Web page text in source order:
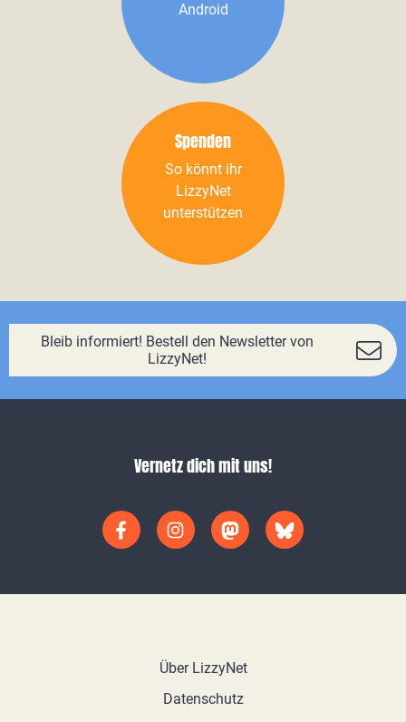
Android
Spenden
So könnt ihr
LizzyNet
unterstützen
Bleib informiert! Bestell den Newsletter von
LizzyNet!
Vernetz dich mit uns!
Über LizzyNet
Datenschutz